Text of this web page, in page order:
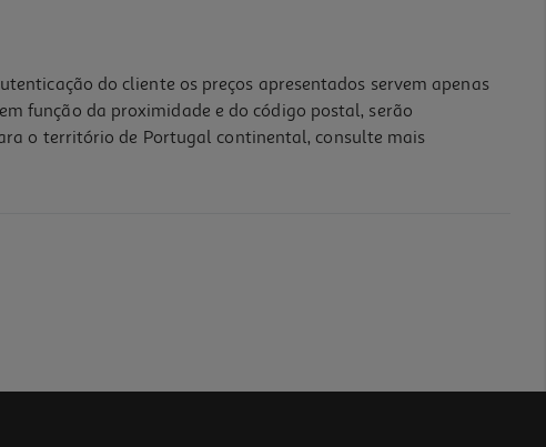
do cliente os preços apresentados servem apenas
função da proximidade e do código postal, serão
o território de Portugal continental, consulte mais